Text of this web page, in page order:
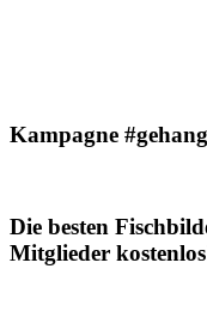
Kampagne
Die besten
Mitglieder